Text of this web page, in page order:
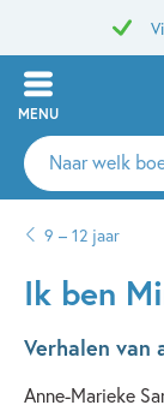
MENU
Zoeken
naar
auteurs
uitgevers
9 – 12 jaar
Ik ben
Verhalen van
Anne-Marieke